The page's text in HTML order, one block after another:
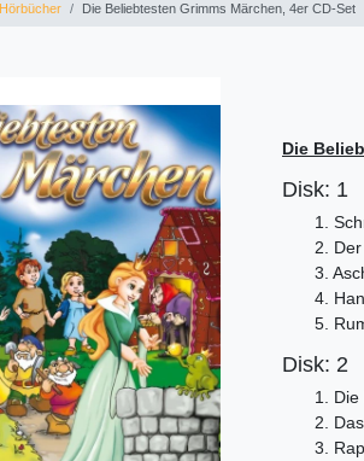
Hörbücher Die Beliebtesten Grimms Märchen, 4er CD-Set
Die
Disk: 1
1.
2.
3.
4.
5.
Disk: 2
1.
2.
3.